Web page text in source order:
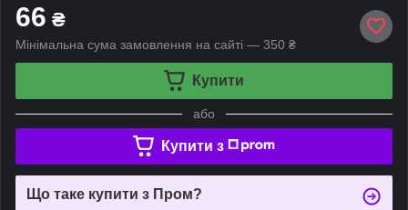
66 ₴
Мінімальна сума замовлення на сайті — 350 ₴
Купити
або
Купити з
Що таке купити з Пром?